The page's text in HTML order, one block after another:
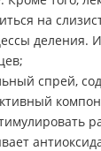
на
деления.
спрей,